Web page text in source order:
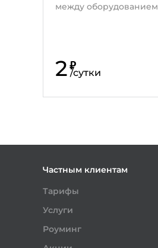
между оборудованием
2₽
/сутки
Частным клиентам
Тарифы
Услуги
Роуминг